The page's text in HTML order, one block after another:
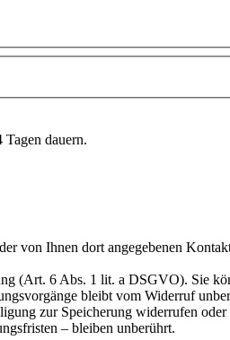
dauern.
von Ihnen dort angegebenen
(Art. 6 Abs. 1 lit. a DSGVO). Sie
bleibt vom Widerruf
zur Speicherung widerrufen
– bleiben unberührt.